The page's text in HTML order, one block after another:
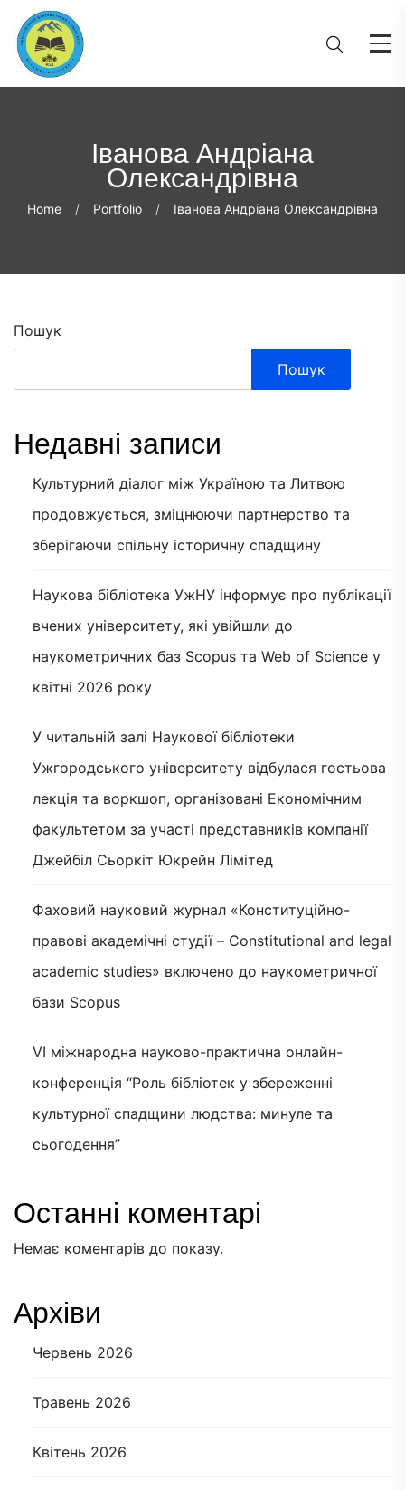
Іванова Андріана
Олександрівна
Home Portfolio Іванова Андріана Олександрівна
Пошук
Пошук
Недавні записи
Культурний діалог між Україною та Литвою
продовжується, зміцнюючи партнерство та
зберігаючи спільну історичну спадщину
Наукова бібліотека УжНУ інформує про публікації
вчених університету, які увійшли до
наукометричних баз Scopus та Web of Science у
квітні 2026 року
У читальній залі Наукової бібліотеки
Ужгородського університету відбулася гостьова
лекція та воркшоп, організовані Економічним
факультетом за участі представників компанії
Джейбіл Сьоркіт Юкрейн Лімітед
Фаховий науковий журнал «Конституційно-
правові академічні студії – Constitutional and legal
academic studies» включено до наукометричної
бази Scopus
VI міжнародна науково-практична онлайн-
конференція “Роль бібліотек у збереженні
культурної спадщини людства: минуле та
сьогодення”
Останні коментарі
Немає коментарів до показу.
Архіви
Червень 2026
Травень 2026
Квітень 2026